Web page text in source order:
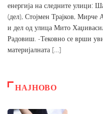
енергија на следните улици:
(дел), Стојмен Трајков, Мирче
и дел од улица Мито
Радовиш. -Тековно се врши
материјалната […]
НАЈНОВО